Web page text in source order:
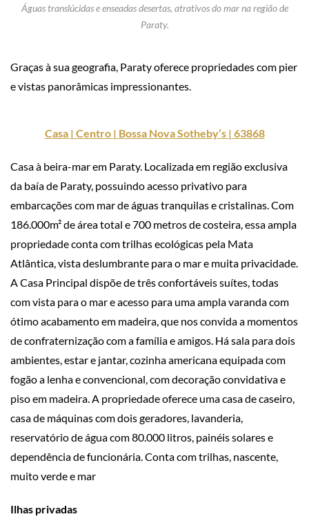
Águas translúcidas e enseadas desertas, atrativos do mar na região de
Paraty.
Graças à sua geografia, Paraty oferece propriedades com pier
e vistas panorâmicas impressionantes.
Casa | Centro | Bossa Nova Sotheby’s | 63868
Casa à beira-mar em Paraty. Localizada em região exclusiva
da baía de Paraty, possuindo acesso privativo para
embarcações com mar de águas tranquilas e cristalinas. Com
186.000m² de área total e 700 metros de costeira, essa ampla
propriedade conta com trilhas ecológicas pela Mata
Atlântica, vista deslumbrante para o mar e muita privacidade.
A Casa Principal dispõe de três confortáveis suítes, todas
com vista para o mar e acesso para uma ampla varanda com
ótimo acabamento em madeira, que nos convida a momentos
de confraternização com a família e amigos. Há sala para dois
ambientes, estar e jantar, cozinha americana equipada com
fogão a lenha e convencional, com decoração convidativa e
piso em madeira. A propriedade oferece uma casa de caseiro,
casa de máquinas com dois geradores, lavanderia,
reservatório de água com 80.000 litros, painéis solares e
dependência de funcionária. Conta com trilhas, nascente,
muito verde e mar
Ilhas privadas